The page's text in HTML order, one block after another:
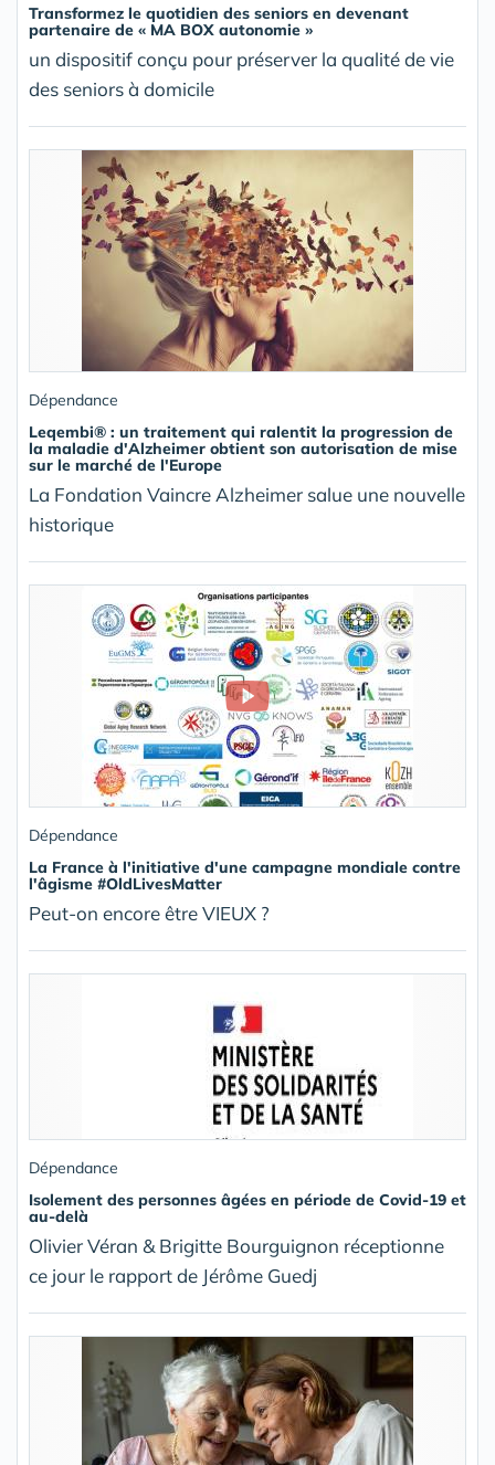
Transformez le quotidien des seniors en devenant
partenaire de « MA BOX autonomie »
un dispositif conçu pour préserver la qualité de vie
des seniors à domicile
Dépendance
Leqembi® : un traitement qui ralentit la progression de
la maladie d'Alzheimer obtient son autorisation de mise
sur le marché de l'Europe
La Fondation Vaincre Alzheimer salue une nouvelle
historique
Dépendance
La France à l'initiative d'une campagne mondiale contre
l'âgisme #OldLivesMatter
Peut-on encore être VIEUX ?
Dépendance
Isolement des personnes âgées en période de Covid-19 et
au-delà
Olivier Véran & Brigitte Bourguignon réceptionne
ce jour le rapport de Jérôme Guedj